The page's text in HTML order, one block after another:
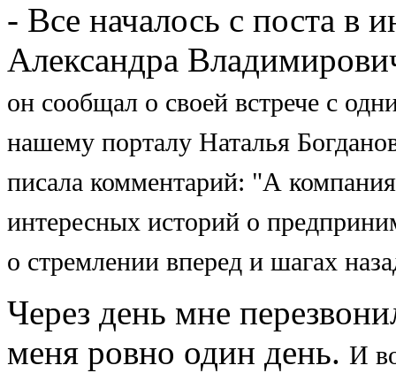
- Все началось с поста в
Александра
он сообщал о своей встрече с
нашему порталу Наталья
писала комментарий: "А
интересных историй о
о стремлении вперед и шагах
Через день мне
меня ровно один день. И